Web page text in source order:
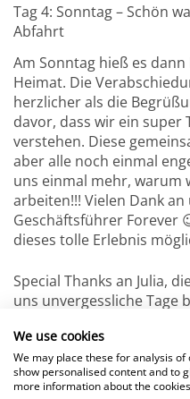
Tag 4: Sonntag – Schön
Abfahrt
Am Sonntag hieß es
Heimat. Die
herzlicher als die
davor, dass wir ein super
verstehen. Diese
aber alle noch einmal
uns einmal mehr, warum
arbeiten!!! Vielen Dank an
Geschäftsführer Forever
dieses tolle Erlebnis
Special Thanks an Julia,
uns unvergessliche Tage
Und selbstverständlich
natürlich auch an
nicht dabei sein konnten.
We use cookies
We may place these for analysis
show personalised content and to
more information about the